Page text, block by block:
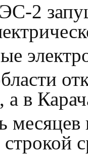
2
а в
строкой